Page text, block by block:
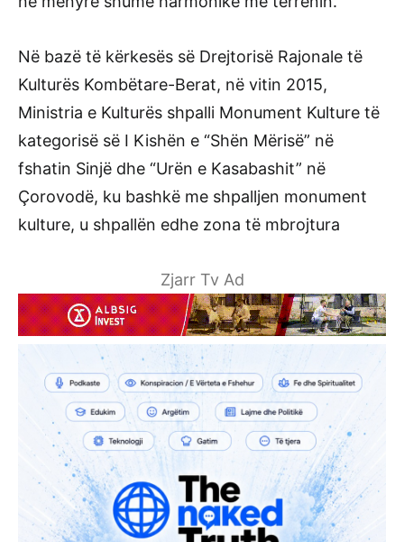
Në bazë të kërkesës së Drejtorisë Rajonale të
Kulturës Kombëtare-Berat, në vitin 2015,
Ministria e Kulturës shpalli Monument Kulture të
kategorisë së I Kishën e “Shën Mërisë” në
fshatin Sinjë dhe “Urën e Kasabashit” në
Çorovodë, ku bashkë me shpalljen monument
kulture, u shpallën edhe zona të mbrojtura
Zjarr Tv Ad